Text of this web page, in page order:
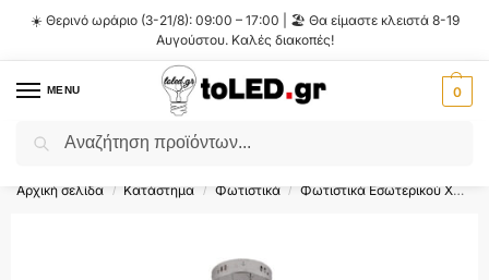
☀️ Θερινό ωράριο (3-21/8): 09:00 – 17:00 | 🏖️ Θα είμαστε κλειστά 8-19
Αυγούστου. Καλές διακοπές!
MENU 0
Flash Sale ⚡ 10% Έκπτωση με τον κωδικό
Αρχική σελίδα / Κατάστημα / Φωτιστικά / Φωτιστικά Εσωτερικού Χώρου